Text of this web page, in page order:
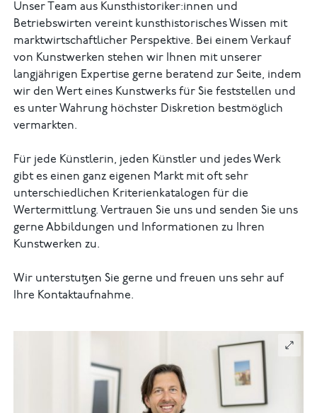
Unser Team aus Kunsthistoriker:innen und
Betriebswirten vereint kunsthistorisches Wissen mit
marktwirtschaftlicher Perspektive. Bei einem Verkauf
von Kunstwerken stehen wir Ihnen mit unserer
langjährigen Expertise gerne beratend zur Seite, indem
wir den Wert eines Kunstwerks für Sie feststellen und
es unter Wahrung höchster Diskretion bestmöglich
vermarkten.
Für jede Künstlerin, jeden Künstler und jedes Werk
gibt es einen ganz eigenen Markt mit oft sehr
unterschiedlichen Kriterienkatalogen für die
Wertermittlung. Vertrauen Sie uns und senden Sie uns
gerne Abbildungen und Informationen zu Ihren
Kunstwerken zu.
Wir unterstutzen Sie gerne und freuen uns sehr auf
Ihre Kontaktaufnahme.